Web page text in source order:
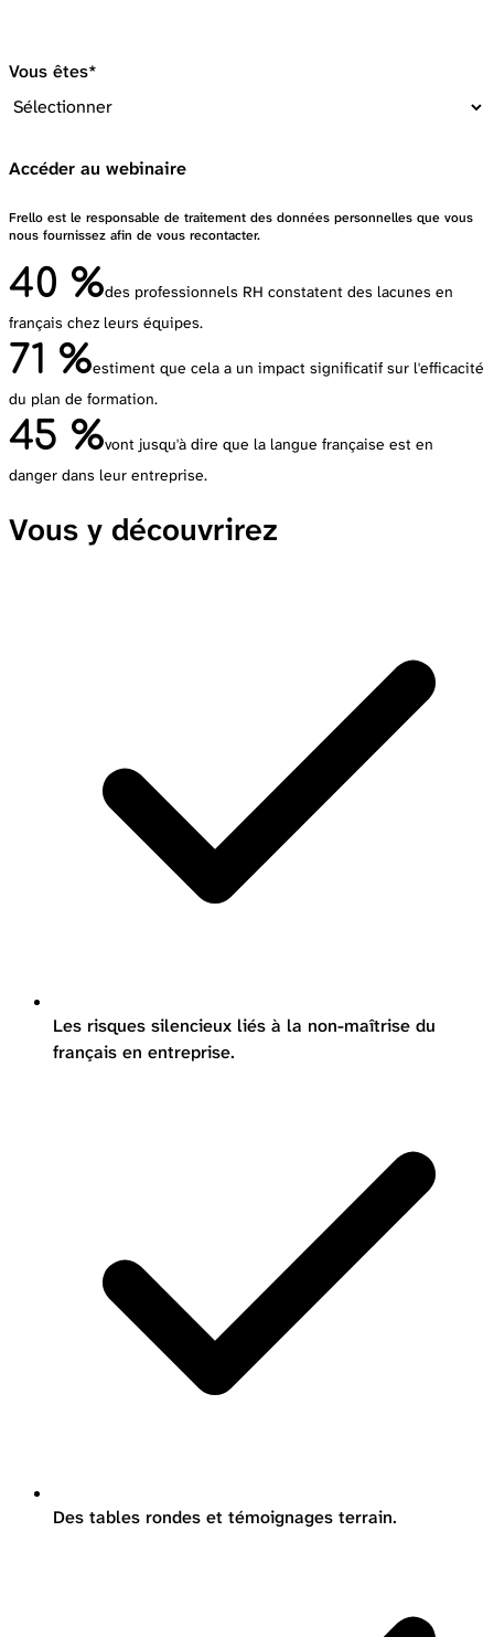
Vous êtes*
Accéder au webinaire
Frello est le responsable de traitement des données personnelles que vous
nous fournissez afin de vous recontacter.
40 %des professionnels RH constatent des lacunes en
français chez leurs équipes.
71 %estiment que cela a un impact significatif sur l'efficacité
du plan de formation.
45 %vont jusqu'à dire que la langue française est en
danger dans leur entreprise.
Vous y découvrirez
Les risques silencieux liés à la non-maîtrise du
français en entreprise.
Des tables rondes et témoignages terrain.